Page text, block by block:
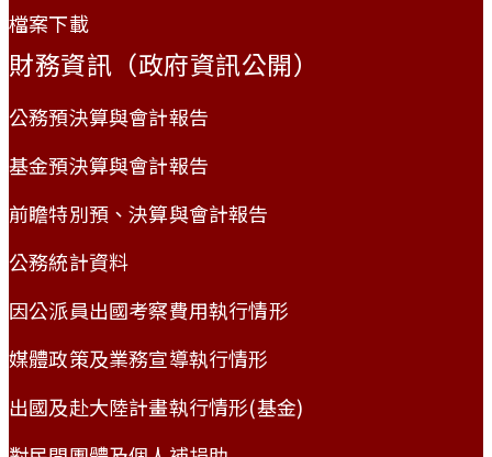
檔案下載
財務資訊（政府資訊公開）
公務預決算與會計報告
基金預決算與會計報告
前瞻特別預、決算與會計報告
公務統計資料
因公派員出國考察費用執行情形
媒體政策及業務宣導執行情形
出國及赴大陸計畫執行情形(基金)